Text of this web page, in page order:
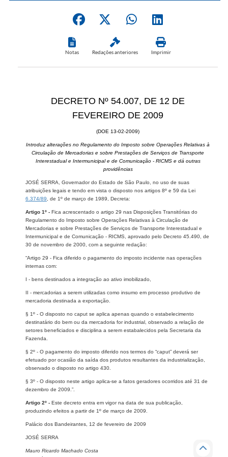
Notas Redações anteriores Imprimir
DECRETO Nº 54.007, DE 12 DE
FEVEREIRO DE 2009
(DOE 13-02-2009)
Introduz alterações no Regulamento do Imposto sobre Operações Relativas à
Circulação de Mercadorias e sobre Prestações de Serviços de Transporte
Interestadual e Intermunicipal e de Comunicação - RICMS e dá outras
providências
JOSÉ SERRA, Governador do Estado de São Paulo, no uso de suas
atribuições legais e tendo em vista o disposto nos artigos 8º e 59 da Lei
6.374/89 , de 1º de março de 1989, Decreta:
Artigo 1º - Fica acrescentado o artigo 29 nas Disposições Transitórias do
Regulamento do Imposto sobre Operações Relativas à Circulação de
Mercadorias e sobre Prestações de Serviços de Transporte Interestadual e
Intermunicipal e de Comunicação - RICMS, aprovado pelo Decreto 45.490, de
30 de novembro de 2000, com a seguinte redação:
“Artigo 29 - Fica diferido o pagamento do imposto incidente nas operações
internas com:
I - bens destinados a integração ao ativo imobilizado,
II - mercadorias a serem utilizadas como insumo em processo produtivo de
mercadoria destinada a exportação.
§ 1º - O disposto no caput se aplica apenas quando o estabelecimento
destinatário do bem ou da mercadoria for industrial, observado a relação de
setores beneficiados e disciplina a serem estabalecidos pela Secretaria da
Fazenda.
§ 2º - O pagamento do imposto diferido nos termos do “caput” deverá ser
efetuado por ocasião da saída dos produtos resultantes da industrialização,
observado o disposto no artigo 430.
§ 3º - O disposto neste artigo aplica-se a fatos geradores ocorridos até 31 de
dezembro de 2009.”.
Artigo 2º - Este decreto entra em vigor na data de sua publicação,
produzindo efeitos a partir de 1º de março de 2009.
Palácio dos Bandeirantes, 12 de fevereiro de 2009
JOSÉ SERRA
Mauro Ricardo Machado Costa